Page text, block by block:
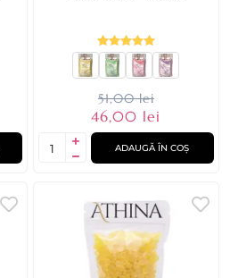
51,00 lei
46,00 lei
ADAUGĂ ÎN COȘ